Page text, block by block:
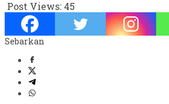
Post Views: 45
Sebarkan